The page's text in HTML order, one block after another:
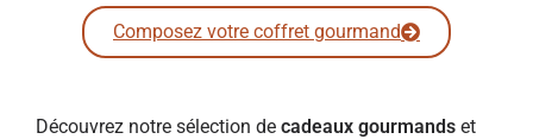
Composez votre coffret gourmand
Découvrez notre sélection de cadeaux gourmands et